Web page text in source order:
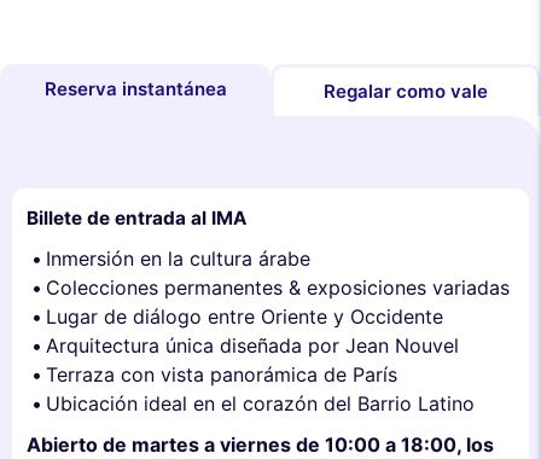
Reserva instantánea Regalar como vale
Billete de entrada al IMA
Inmersión en la cultura árabe
Colecciones permanentes & exposiciones variadas
Lugar de diálogo entre Oriente y Occidente
Arquitectura única diseñada por Jean Nouvel
Terraza con vista panorámica de París
Ubicación ideal en el corazón del Barrio Latino
Abierto de martes a viernes de 10:00 a 18:00, los